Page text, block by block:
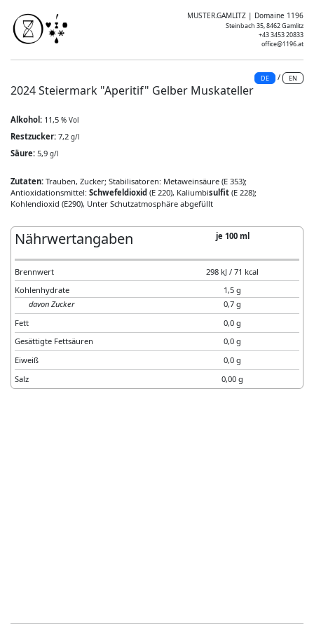
MUSTER.GAMLITZ | Domaine 1196
Steinbach 35, 8462 Gamlitz
+43 3453 20833
office@1196.at
DE / EN
2024 Steiermark "Aperitif" Gelber Muskateller
Alkohol: 11,5 % Vol
Restzucker: 7,2 g/l
Säure: 5,9 g/l
Zutaten: Trauben, Zucker; Stabilisatoren: Metaweinsäure (E 353);
Antioxidationsmittel: Schwefeldioxid (E 220), Kaliumbisulfit (E 228);
Kohlendioxid (E290), Unter Schutzatmosphäre abgefüllt
Nährwertangaben je 100 ml
Brennwert
298 kJ / 71 kcal
Kohlenhydrate
1,5 g
davon Zucker
0,7 g
Fett
0,0 g
Gesättigte Fettsäuren
0,0 g
Eiweiß
0,0 g
Salz
0,00 g